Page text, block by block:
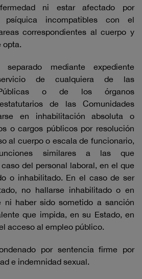
ni estar afectado por
incompatibles con el
correspondientes al cuerpo y
opta.
mediante expediente
de cualquiera de las
Públicas o de los órganos
de las Comunidades
en inhabilitación absoluta o
o cargos públicos por resolución
al cuerpo o escala de funcionario,
similares a las que
del personal laboral, en el que
o inhabilitado. En el caso de ser
no hallarse inhabilitado o en
ni haber sido sometido a sanción
que impida, en su Estado, en
acceso al empleo público.
por sentencia firme por
e indemnidad sexual.